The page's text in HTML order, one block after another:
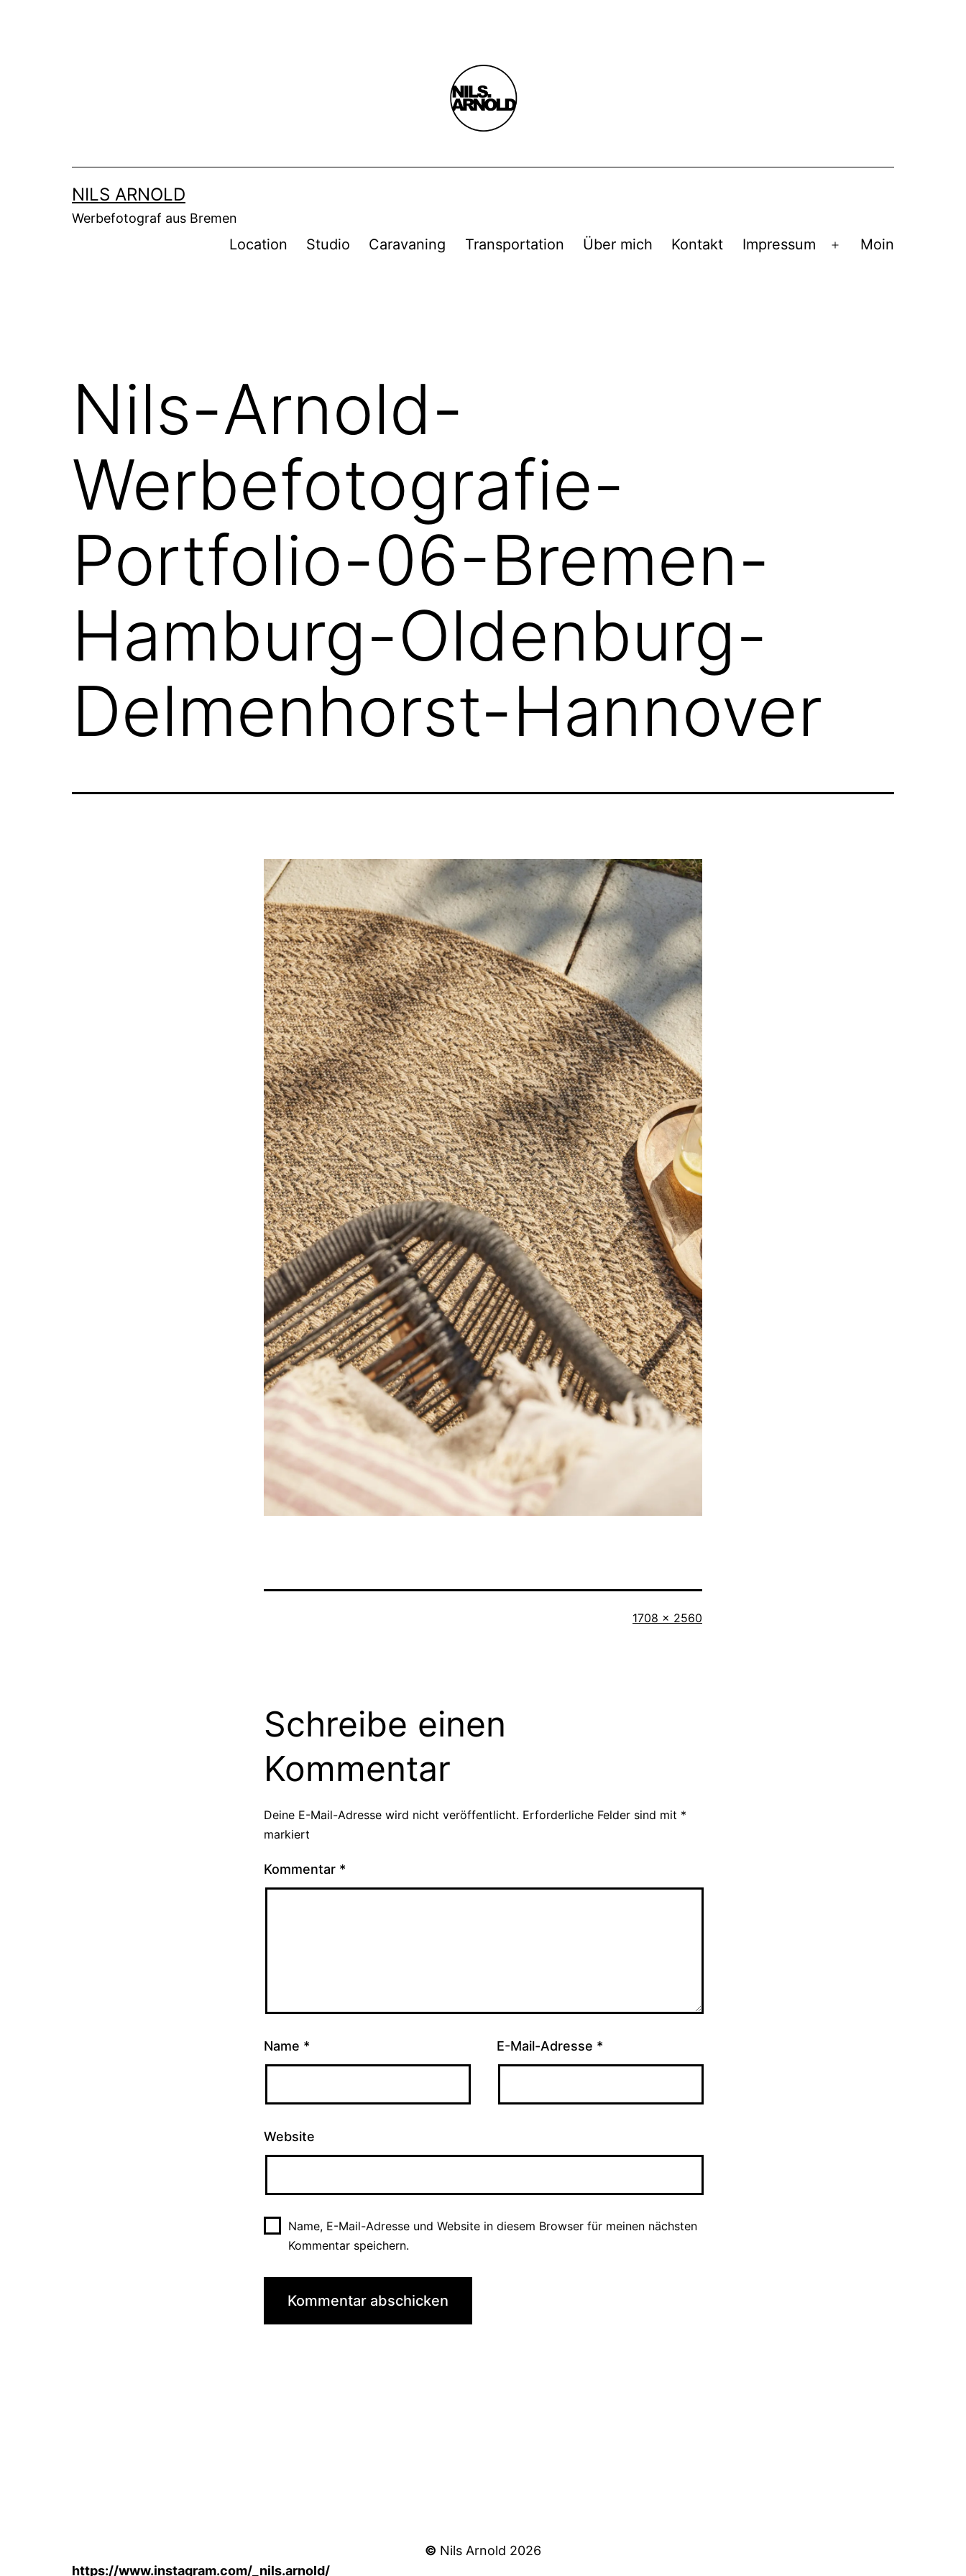
NILS ARNOLD
Werbefotograf aus Bremen
Location Studio Caravaning Transportation Über mich Kontakt Impressum
Menü
Moin
Nils-Arnold-
Werbefotografie-
Portfolio-06-Bremen-
Hamburg-Oldenburg-
Delmenhorst-Hannover
Originalgröße
1708 × 2560
Schreibe einen
Kommentar
Deine E-Mail-Adresse wird nicht veröffentlicht. Erforderliche Felder sind mit *
markiert
Kommentar *
Name * E-Mail-Adresse *
Website
Name, E-Mail-Adresse und Website in diesem Browser für meinen nächsten
Kommentar speichern.
https://www.instagram.com/_nils.arnold/
© Nils Arnold 2026